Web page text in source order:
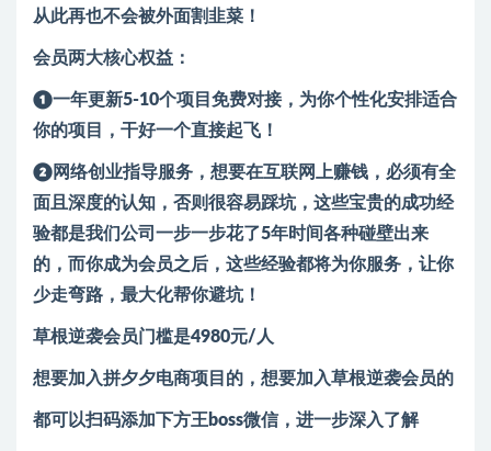
从此再也不会被外面割韭菜！
会员两大核心权益：
❶一年更新5-10个项目免费对接，为你个性化安排适合
你的项目，干好一个直接起飞！
❷网络创业指导服务，想要在互联网上赚钱，必须有全
面且深度的认知，否则很容易踩坑，这些宝贵的成功经
验都是我们公司一步一步花了5年时间各种碰壁出来
的，而你成为会员之后，这些经验都将为你服务，让你
少走弯路，最大化帮你避坑！
草根逆袭会员门槛是4980元/人
想要加入拼夕夕电商项目的，想要加入草根逆袭会员的
都可以扫码添加下方王boss微信，进一步深入了解